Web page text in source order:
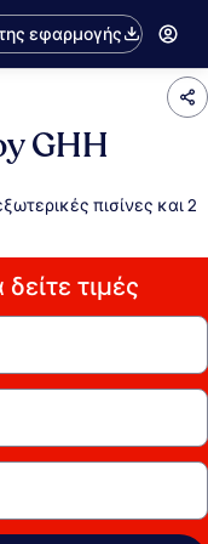
εφαρμογής
GHH
πισίνες και 2
τιμές